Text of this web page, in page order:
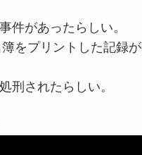
件があったらしい。
をプリントした記録
刑されたらしい。